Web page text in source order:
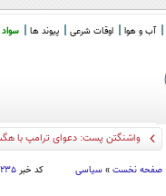
آب و هوا اوقات شرعی پیوند ها
واشنگتن پست: دعوای ترامپ با
صفحه نخست » سیاسی کد خبر